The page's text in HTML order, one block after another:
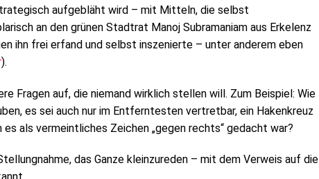
aufgebläht wird – mit Mitteln, die selbst
an den grünen Stadtrat Manoj Subramaniam aus Erkelenz
ihn frei erfand und selbst inszenierte – unter anderem eben
).
Fragen auf, die niemand wirklich stellen will. Zum Beispiel: Wie
es sei auch nur im Entferntesten vertretbar, ein Hakenkreuz
als vermeintliches Zeichen „gegen rechts“ gedacht war?
das Ganze kleinzureden – mit dem Verweis auf die